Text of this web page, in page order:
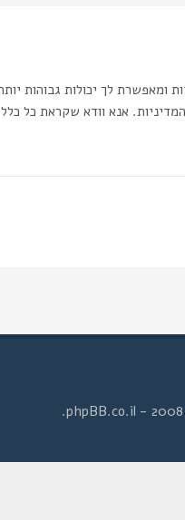
לך יכולות גבוהות
אנא וודא שקראת כל